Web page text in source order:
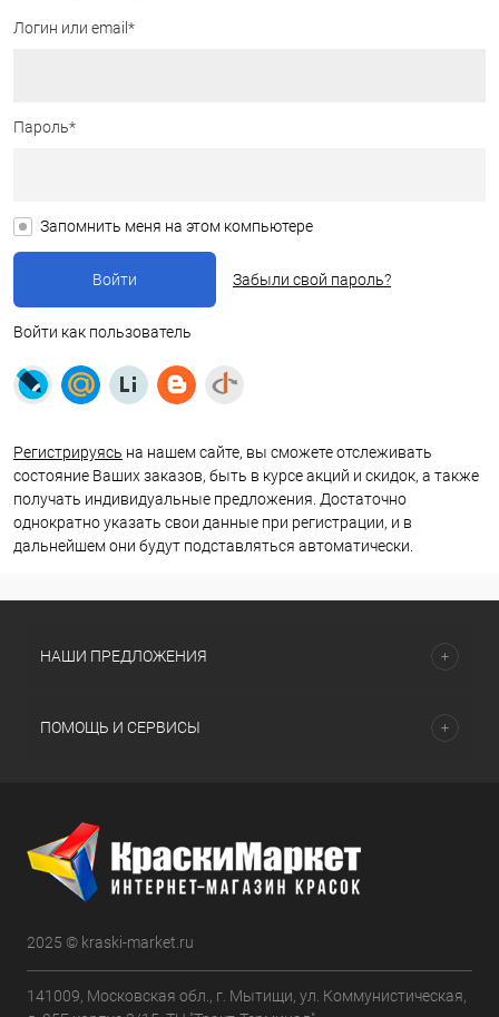
Логин или email*
Пароль*
Запомнить меня на этом компьютере
Забыли свой пароль?
Войти как пользователь
Регистрируясь на нашем сайте, вы сможете отслеживать
состояние Ваших заказов, быть в курсе акций и скидок, а также
получать индивидуальные предложения. Достаточно
однократно указать свои данные при регистрации, и в
дальнейшем они будут подставляться автоматически.
НАШИ ПРЕДЛОЖЕНИЯ
ПОМОЩЬ И СЕРВИСЫ
2025 © kraski-market.ru
141009, Московская обл., г. Мытищи, ул. Коммунистическая,